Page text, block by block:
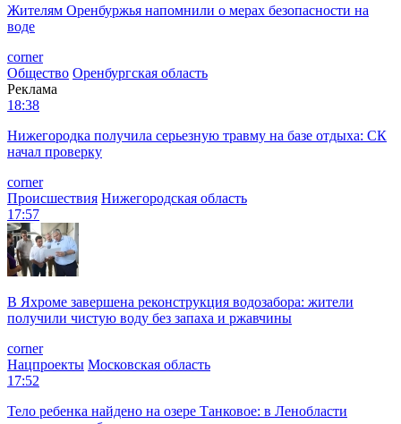
Жителям Оренбуржья напомнили о мерах безопасности на
воде
corner
Общество Оренбургская область
Реклама
18:38
Нижегородка получила серьезную травму на базе отдыха: СК
начал проверку
corner
Происшествия Нижегородская область
17:57
В Яхроме завершена реконструкция водозабора: жители
получили чистую воду без запаха и ржавчины
corner
Нацпроекты Московская область
17:52
Тело ребенка найдено на озере Танковое: в Ленобласти